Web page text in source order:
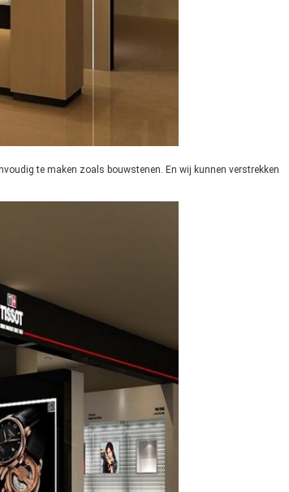
te maken zoals bouwstenen. En wij kunnen verstrekken